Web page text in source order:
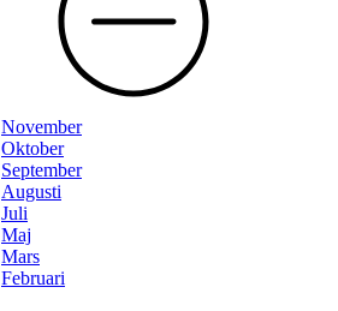
November
Oktober
September
Augusti
Juli
Maj
Mars
Februari